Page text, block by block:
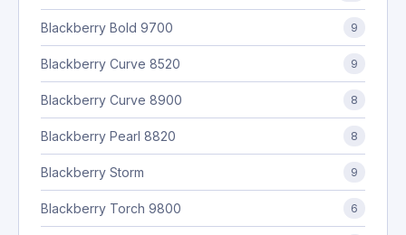
Blackberry Bold 9700 9
Blackberry Curve 8520 9
Blackberry Curve 8900 8
Blackberry Pearl 8820 8
Blackberry Storm 9
Blackberry Torch 9800 6